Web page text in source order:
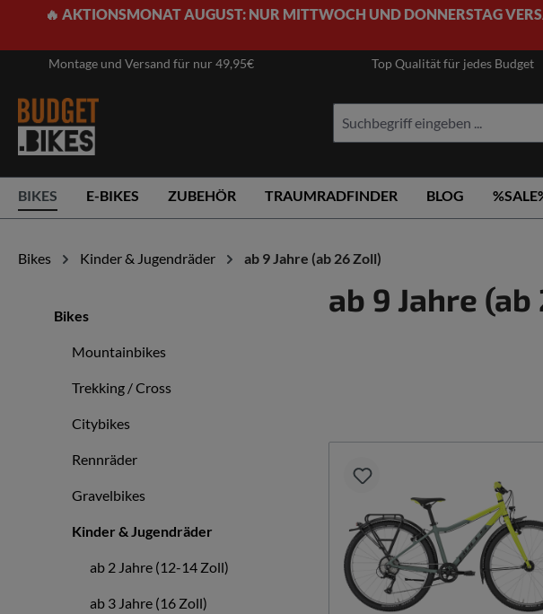
Zur Hauptnavigation springen
🔥 AKTIONSMONAT AUGUST: NUR MITTWOCH UND DONNERSTAG
Montage und Versand für nur 49,95€ Top Qualität für jedes Budget
BIKES E-BIKES ZUBEHÖR TRAUMRADFINDER BLOG
Bikes Kinder & Jugendräder ab 9 Jahre (ab 26 Zoll)
Bikes
Mountainbikes
Trekking / Cross
Citybikes
Rennräder
Gravelbikes
Kinder & Jugendräder
ab 2 Jahre (12-14 Zoll)
ab 3 Jahre (16 Zoll)
ab 9 Jahre